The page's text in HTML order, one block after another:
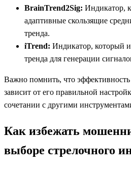
BrainTrend2Sig: Индикатор,
адаптивные скользящие
тренда.
iTrend: Индикатор, который
тренда для генерации
Важно помнить, что
зависит от его правильной
сочетании с другими
Как избежать
выборе стрелочного